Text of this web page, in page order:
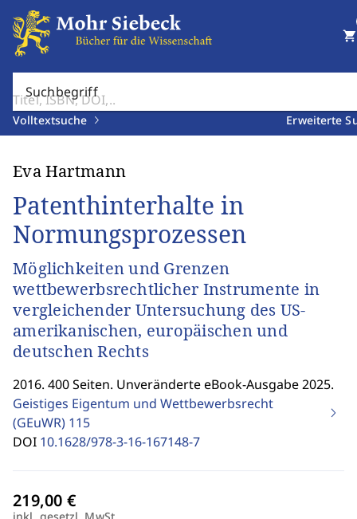
Suchbegriff
Volltextsuche Erweiterte
shopping_cart
Eva Hartmann
Patenthinterhalte in
Normungsprozessen
Möglichkeiten und Grenzen
wettbewerbsrechtlicher Instrumente in
vergleichender Untersuchung des US-
amerikanischen, europäischen und
deutschen Rechts
2016. 400 Seiten. Unveränderte eBook-Ausgabe 2025.
Geistiges Eigentum und Wettbewerbsrecht
(GEuWR) 115
DOI 10.1628/978-3-16-167148-7